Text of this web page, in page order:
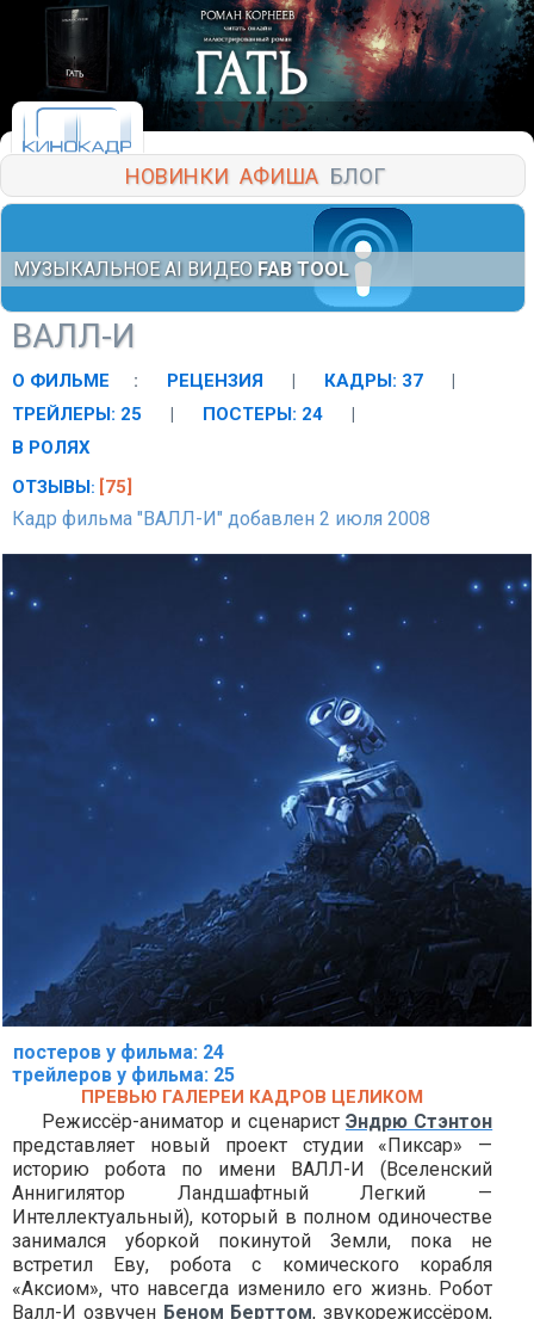
НОВИНКИ АФИША БЛОГ
МУЗЫКАЛЬНОЕ AI ВИДЕО FAB TOOL
ВАЛЛ-И
О ФИЛЬМЕ : РЕЦЕНЗИЯ | КАДРЫ: 37
|
ТРЕЙЛЕРЫ: 25
| ПОСТЕРЫ: 24
|
В РОЛЯХ
ОТЗЫВЫ: [75]
Кадр фильма "ВАЛЛ-И" добавлен 2 июля 2008
постеров у фильма: 24
трейлеров у фильма: 25
ПРЕВЬЮ ГАЛЕРЕИ КАДРОВ ЦЕЛИКОМ
Режиссёр-аниматор и сценарист Эндрю Стэнтон
представляет новый проект студии «Пиксар» —
историю робота по имени ВАЛЛ-И (Вселенский
Аннигилятор Ландшафтный Легкий —
Интеллектуальный), который в полном одиночестве
занимался уборкой покинутой Земли, пока не
встретил Еву, робота с комического корабля
«Аксиом», что навсегда изменило его жизнь. Робот
Валл-И озвучен Беном Берттом, звукорежиссёром,